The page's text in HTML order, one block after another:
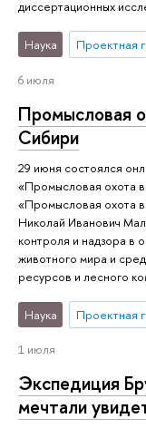
диссертационных
Наука Проектная
6 июля
Промысловая
Сибири
29 июня состоялся
«Промысловая охота
«Промысловая охота
Николай Иванович
контроля и надзора в
животного мира и
ресурсов и лесного
Наука Проектная
1 июля
Экспедиция
мечтали